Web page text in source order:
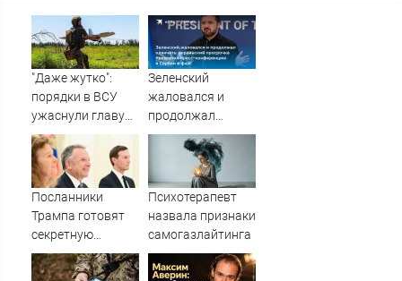
"Даже жутко":
порядки в ВСУ
ужаснули главу
британской
армии
Зеленский
жаловался и
продолжал
клянчить:
украинский
просрочка
превратил пресс-
Сербии в фарс
Посланники
Трампа готовят
секретную
миссию в Москву
и Киев
Психотерапевт
назвала признаки
самогазлайтинга